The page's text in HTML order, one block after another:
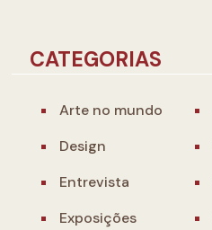
CATEGORIAS
Arte no mundo
Design
Entrevista
Exposições